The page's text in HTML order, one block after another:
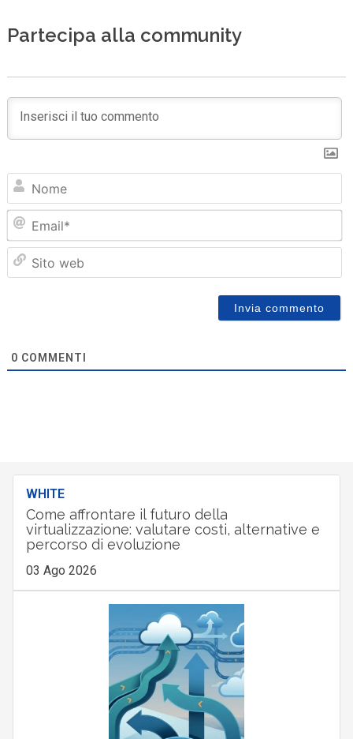
Partecipa alla community
0 COMMENTI
WHITE
Come affrontare il futuro della
virtualizzazione: valutare costi, alternative e
percorso di evoluzione
03 Ago 2026